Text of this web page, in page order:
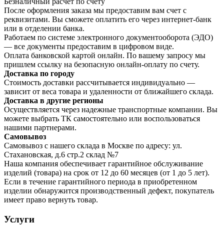
После оформления заказа мы предоставим вам счет с
реквизитами. Вы сможете оплатить его через интернет-банк
или в отделении банка.
Работаем по системе электронного документооборота (ЭДО)
— все документы предоставим в цифровом виде.
Оплата банковской картой онлайн. По вашему запросу мы
пришлем ссылку на безопасную онлайн-оплату по счету.
Доставка по городу
Стоимость доставки рассчитывается индивидуально —
зависит от веса товара и удаленности от ближайшего склада.
Доставка в другие регионы
Осуществляется через надежные транспортные компании. Вы
можете выбрать ТК самостоятельно или воспользоваться
нашими партнерами.
Самовывоз
Самовывоз с нашего склада в Москве по адресу: ул.
Стахановская, д.6 стр.2 склад №7
Наша компания обеспечивает гарантийное обслуживание
изделий (товара) на срок от 12 до 60 месяцев (от 1 до 5 лет).
Если в течение гарантийного периода в приобретенном
изделии обнаружится производственный дефект, покупатель
имеет право вернуть товар.
Услуги